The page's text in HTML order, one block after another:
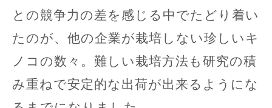
との競争力の差を感じる中でたどり着い
たのが、他の企業が栽培しない珍しいキ
ノコの数々。難しい栽培方法も研究の積
み重ねで安定的な出荷が出来るようにな